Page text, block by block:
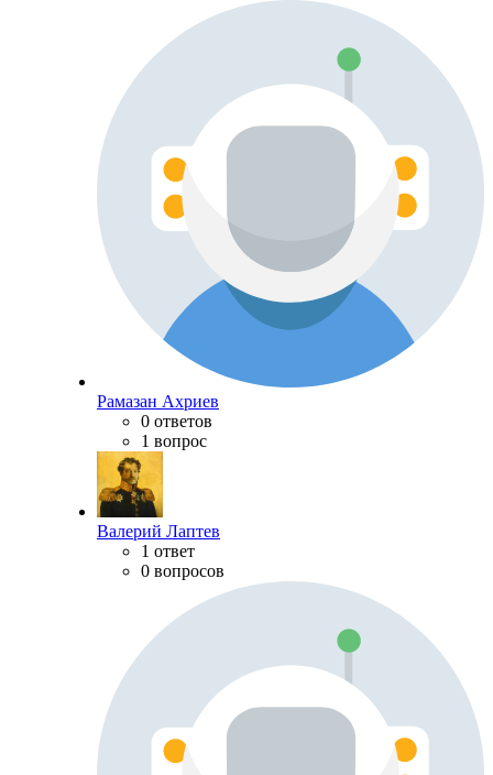
Рамазан Ахриев
0 ответов
1 вопрос
Валерий Лаптев
1 ответ
0 вопросов